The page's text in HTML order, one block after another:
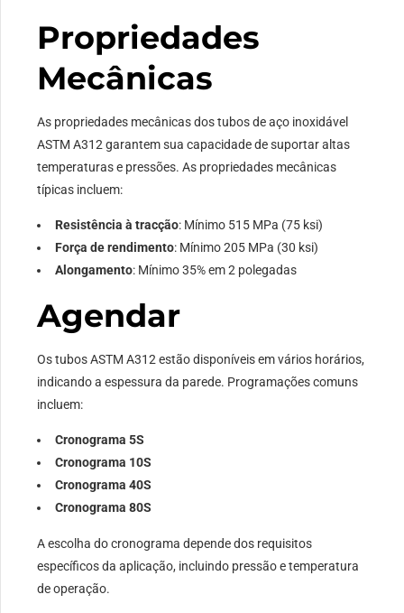
Silício (E) 1.00 máx. 1.00 máx.
Níquel (Em) 8.0-11.0 8.0-13.0 10.0-14.0
Molibdênio (Mo)
Propriedades
Mecânicas
As propriedades mecânicas dos tubos de aço inoxidável
ASTM A312 garantem sua capacidade de suportar altas
temperaturas e pressões. As propriedades mecânicas
típicas incluem:
Resistência à tracção: Mínimo 515 MPa (75 ksi)
Força de rendimento: Mínimo 205 MPa (30 ksi)
Alongamento: Mínimo 35% em 2 polegadas
Agendar
Os tubos ASTM A312 estão disponíveis em vários horários,
indicando a espessura da parede. Programações comuns
incluem:
Cronograma 5S
Cronograma 10S
Cronograma 40S
Cronograma 80S
A escolha do cronograma depende dos requisitos
específicos da aplicação, incluindo pressão e temperatura
de operação.